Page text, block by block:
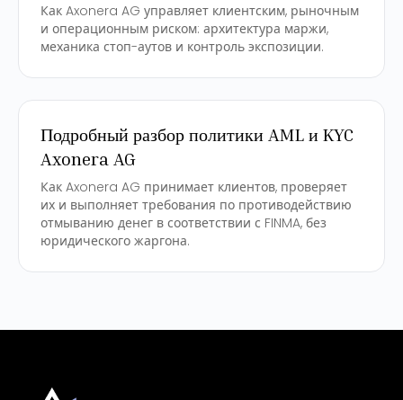
Как Axonera AG управляет клиентским, рыночным
и операционным риском: архитектура маржи,
механика стоп-аутов и контроль экспозиции.
Подробный разбор политики AML и KYC
Axonera AG
Как Axonera AG принимает клиентов, проверяет
их и выполняет требования по противодействию
отмыванию денег в соответствии с FINMA, без
юридического жаргона.